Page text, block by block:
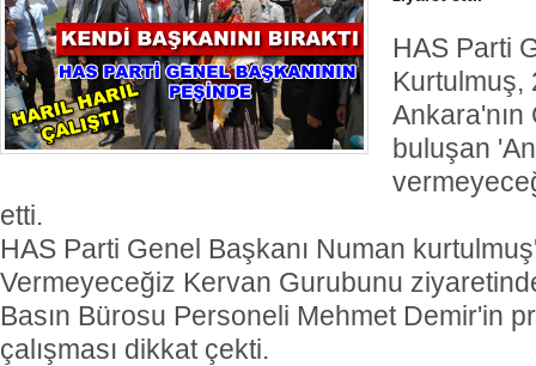
HAS Parti
Kurtulmuş,
Ankara'nın
buluşan
etti.
HAS Parti Genel Başkanı Numan
Vermeyeceğiz Kervan Gurubunu
Basın Bürosu Personeli Mehmet Demir'in
çalışması dikkat çekti.